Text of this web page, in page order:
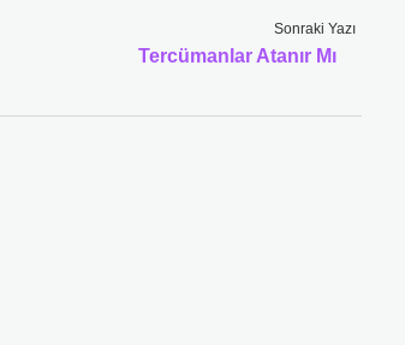
Sonraki Yazı
Tercümanlar Atanır Mı